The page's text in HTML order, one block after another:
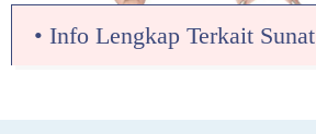
• Info Lengkap Terkait Sunat